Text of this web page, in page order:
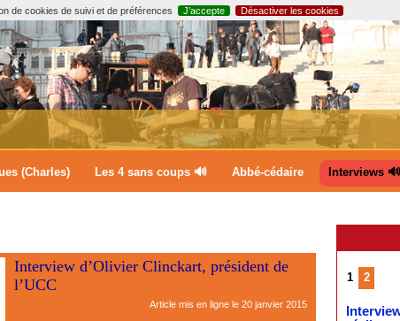
de cookies de suivi et de préférences J’accepte Désactiver les cookies
(Charles) Les 4 sans coups 🔊 Abbé-cédaire Interviews 🔊
Interview d’Olivier Clinckart, président de
l’UCC
Article mis en ligne le 20 janvier 2015
1 2